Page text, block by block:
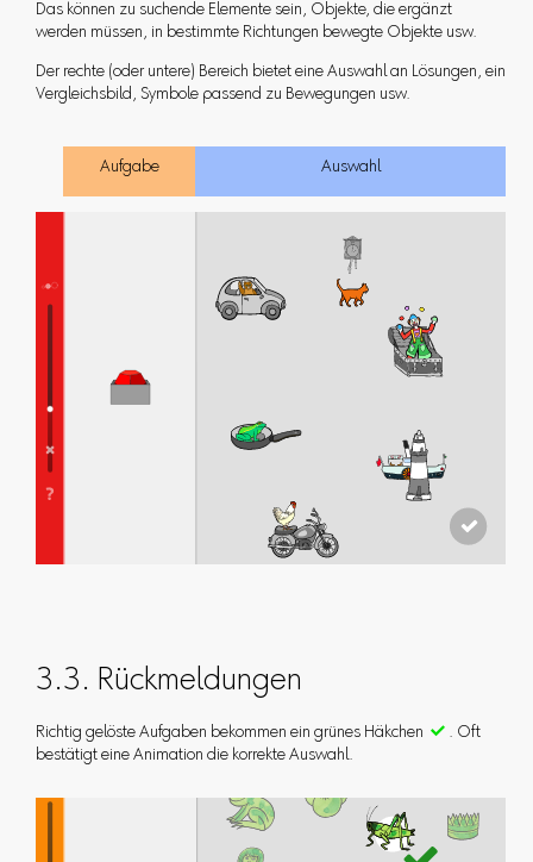
Das können zu suchende Elemente sein, Objekte, die ergänzt
werden müssen, in bestimmte Richtungen bewegte Objekte usw.
Der rechte (oder untere) Bereich bietet eine Auswahl an Lösungen, ein
Vergleichsbild, Symbole passend zu Bewegungen usw.
Aufgabe Auswahl
3.3. Rückmeldungen
Richtig gelöste Aufgaben bekommen ein grünes Häkchen . Oft
bestätigt eine Animation die korrekte Auswahl.